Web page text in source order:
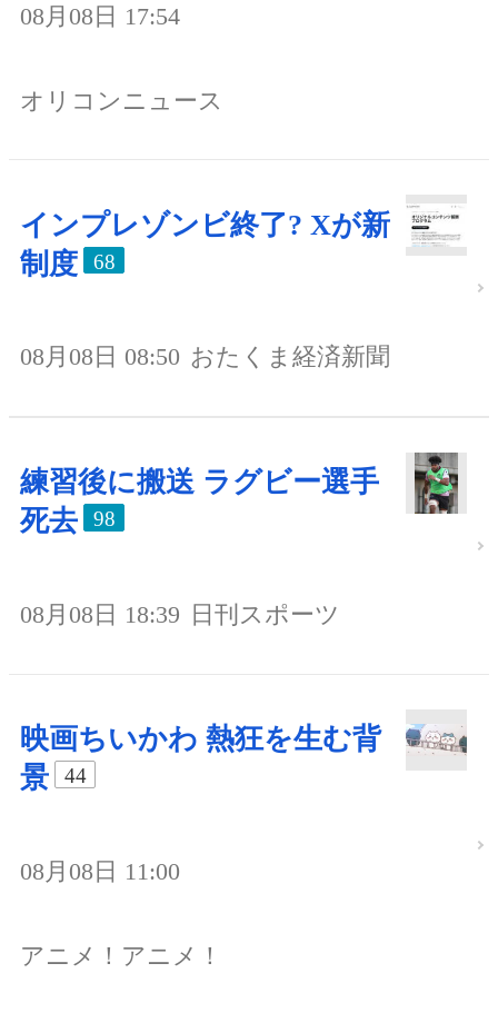
08月08日 17:54
オリコンニュース
インプレゾンビ終了? Xが新
制度
68
08月08日 08:50 おたくま経済新聞
練習後に搬送 ラグビー選手
死去
98
08月08日 18:39 日刊スポーツ
映画ちいかわ 熱狂を生む背
景
44
08月08日 11:00
アニメ！アニメ！